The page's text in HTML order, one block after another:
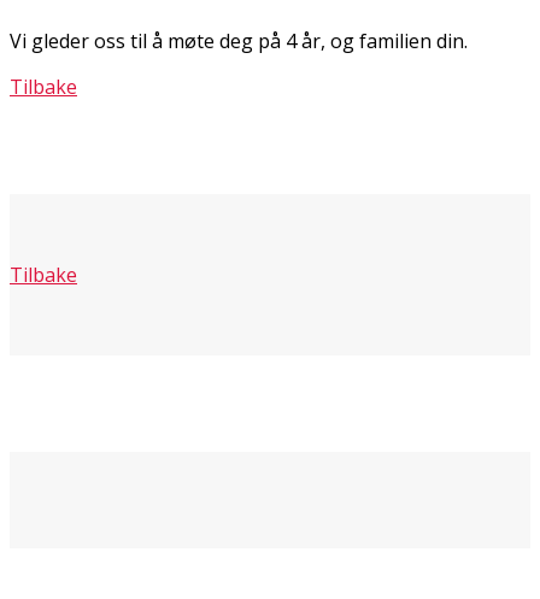
Vi gleder oss til å møte deg på 4 år, og familien din.
Tilbake
Tilbake